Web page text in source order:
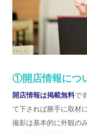
①開店情報につ
開店情報は掲載無料で
て下されば勝手に取材
撮影は基本的に外観の